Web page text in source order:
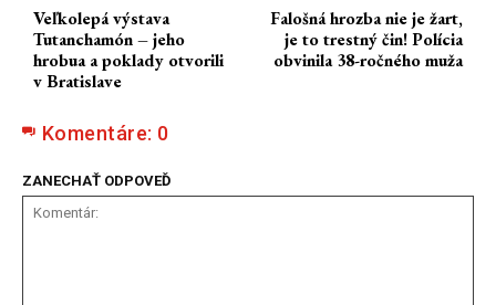
Veľkolepá výstava
Tutanchamón – jeho
hrobua a poklady otvorili
v Bratislave
Falošná hrozba nie je žart,
je to trestný čin! Polícia
obvinila 38-ročného muža
Komentáre: 0
ZANECHAŤ ODPOVEĎ